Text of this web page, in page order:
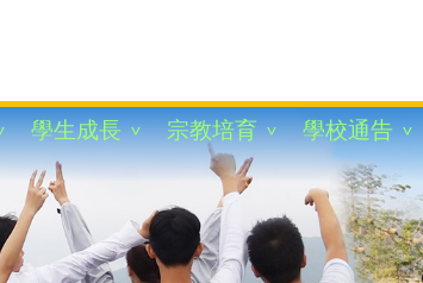
學生成長 宗教培育 學校通告